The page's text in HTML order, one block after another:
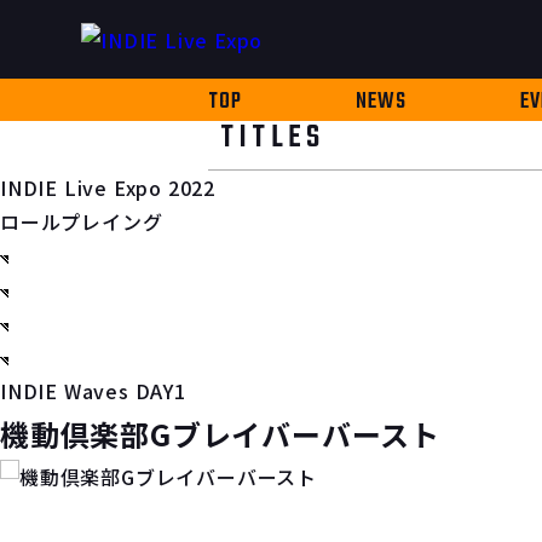
TOP NEWS
TITLES
INDIE Live Expo 2022
ロールプレイング
INDIE Waves DAY1
機動倶楽部Gブレイバーバースト